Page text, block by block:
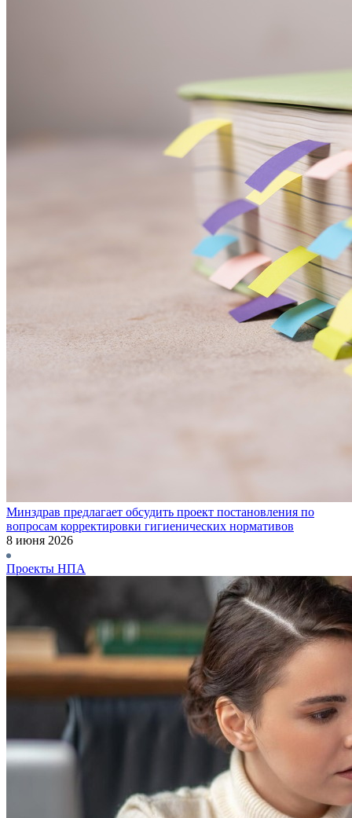
Минздрав предлагает обсудить проект постановления по
вопросам корректировки гигиенических нормативов
8 июня 2026
Проекты НПА